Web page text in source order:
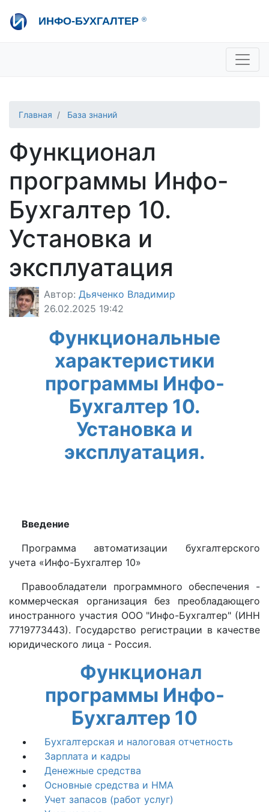
ИНФО-БУХГАЛТЕР ®
Отдел продаж
Консультации
Главная База знаний
Функционал
программы Инфо-
Бухгалтер 10.
Установка и
эксплуатация
Автор: Дьяченко Владимир
26.02.2025 19:42
Функциональные
характеристики
программы Инфо-
Бухгалтер 10.
Установка и
эксплуатация.
Введение
Программа автоматизации бухгалтерского
учета «Инфо-Бухгалтер 10»
Правообладатели программного обеспечения -
коммерческая организация без преобладающего
иностранного участия ООО "Инфо-Бухгалтер" (ИНН
7719773443). Государство регистрации в качестве
юридического лица - Россия.
Функционал
программы Инфо-
Бухгалтер 10
Бухгалтерская и налоговая отчетность
Зарплата и кадры
Денежные средства
Основные средства и НМА
Учет запасов (работ услуг)